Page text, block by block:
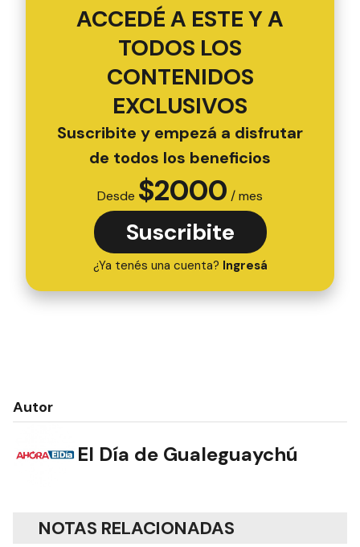
ACCEDÉ A ESTE Y A
TODOS LOS
CONTENIDOS
EXCLUSIVOS
Suscribite y empezá a disfrutar
de todos los beneficios
Desde $2000 / mes
Suscribite
¿Ya tenés una cuenta? Ingresá
Autor
El Día de Gualeguaychú
NOTAS RELACIONADAS